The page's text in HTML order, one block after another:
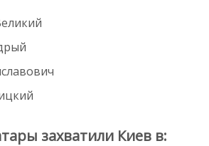
захватили Киев в: